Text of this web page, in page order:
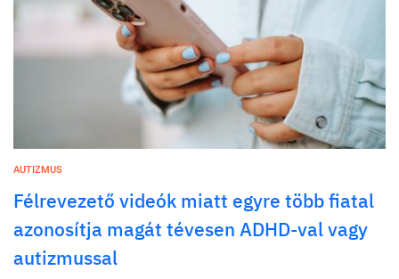
AUTIZMUS
Félrevezető videók miatt egyre több fiatal
azonosítja magát tévesen ADHD-val vagy
autizmussal